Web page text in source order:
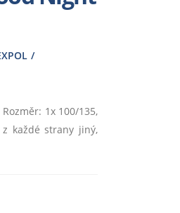
1x 100/135,
každé strany jiný,